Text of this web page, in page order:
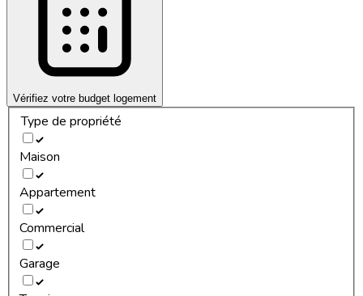
Vérifiez votre budget logement
Type de propriété
Maison
Appartement
Commercial
Garage